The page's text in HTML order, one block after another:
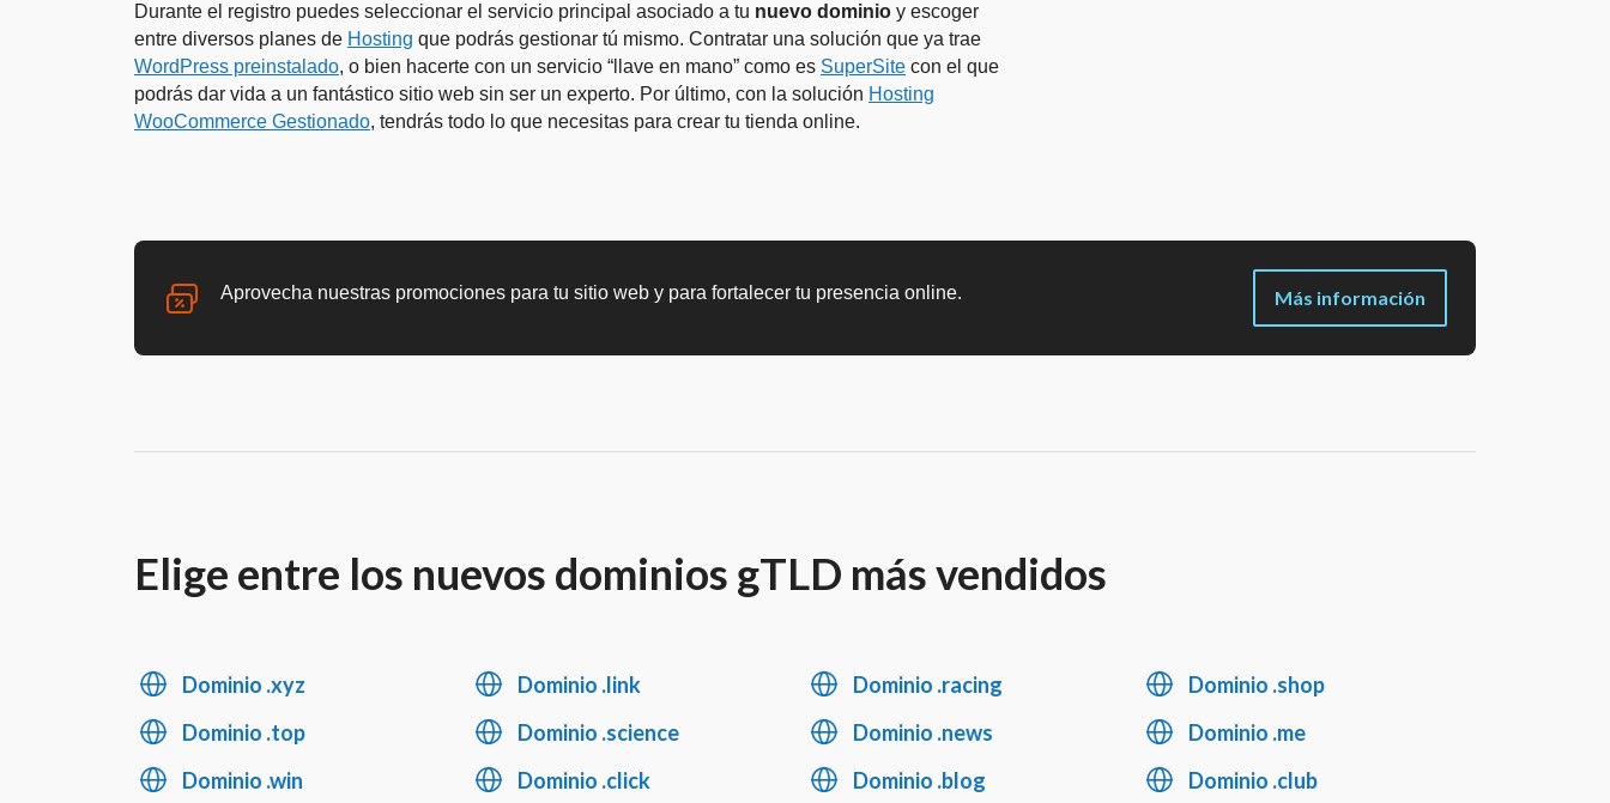
Durante el registro puedes seleccionar el servicio principal asociado a tu nuevo dominio y escoger
entre diversos planes de Hosting que podrás gestionar tú mismo. Contratar una solución que ya trae
WordPress preinstalado, o bien hacerte con un servicio “llave en mano” como es SuperSite con el que
podrás dar vida a un fantástico sitio web sin ser un experto. Por último, con la solución Hosting
WooCommerce Gestionado, tendrás todo lo que necesitas para crear tu tienda online.
Aprovecha nuestras promociones para tu sitio web y para fortalecer tu presencia online. Más información
Elige entre los nuevos dominios gTLD más vendidos
Dominio .xyz Dominio .link Dominio .racing
Dominio .shop
Dominio .top
Dominio .science Dominio .news
Dominio .me
Dominio .win
Dominio .click Dominio .blog
Dominio .club